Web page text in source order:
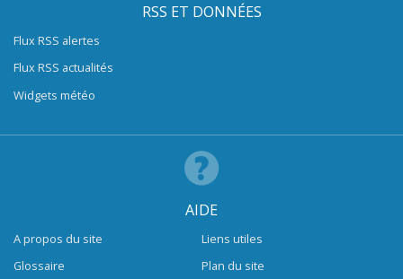
RSS ET DONNÉES
Flux RSS alertes
Flux RSS actualités
Widgets météo
AIDE
A propos du site
Glossaire
Liens utiles
Plan du site